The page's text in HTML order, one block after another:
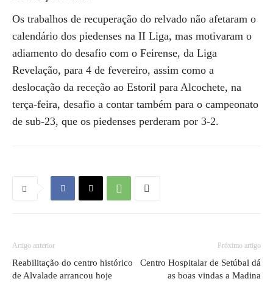
Os trabalhos de recuperação do relvado não afetaram o
calendário dos piedenses na II Liga, mas motivaram o
adiamento do desafio com o Feirense, da Liga
Revelação, para 4 de fevereiro, assim como a
deslocação da receção ao Estoril para Alcochete, na
terça-feira, desafio a contar também para o campeonato
de sub-23, que os piedenses perderam por 3-2.
Artigo anterior
Reabilitação do centro histórico
de Alvalade arrancou hoje
Próximo artigo
Centro Hospitalar de Setúbal dá
as boas vindas a Madina